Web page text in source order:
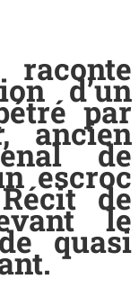
d’un
par
ancien
de
escroc
de
le
quasi